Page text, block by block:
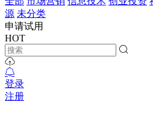
源 未分类
申请试用
HOT
登录
注册